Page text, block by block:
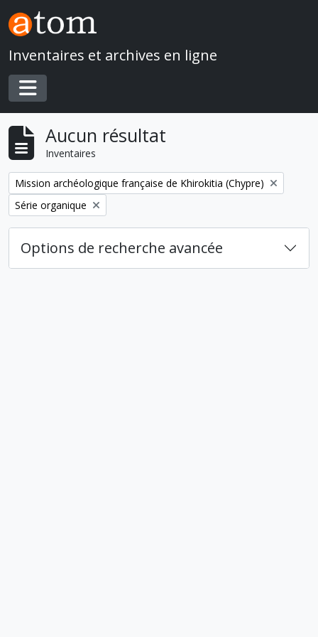
Skip to main content
Inventaires et archives en ligne
Toggle navigation
Aucun résultat
Inventaires
Remove filter:
Mission archéologique française de Khirokitia (Chypre)
Remove filter:
Série organique
Options de recherche avancée